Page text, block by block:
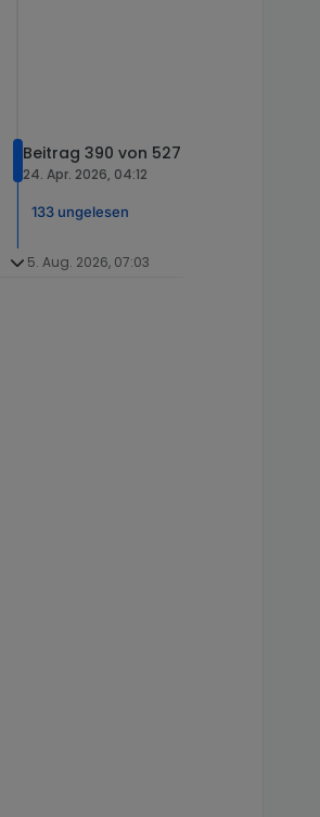
Beitrag 390 von 527
24. Apr. 2026, 04:12
133 ungelesen
5. Aug. 2026, 07:03